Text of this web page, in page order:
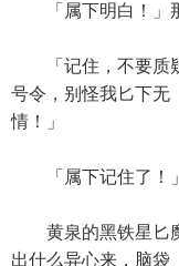
「属下明白！」那
「记住，不要质疑
号令，别怪我匕下无
情！」
「属下记住了！」
黄泉的黑铁星匕魔
出什么异心来，脑袋